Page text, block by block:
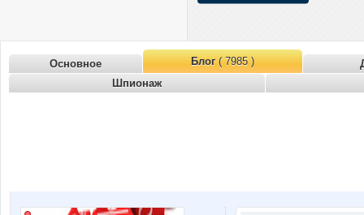
Основное Блог( 7985 )
Шпионаж